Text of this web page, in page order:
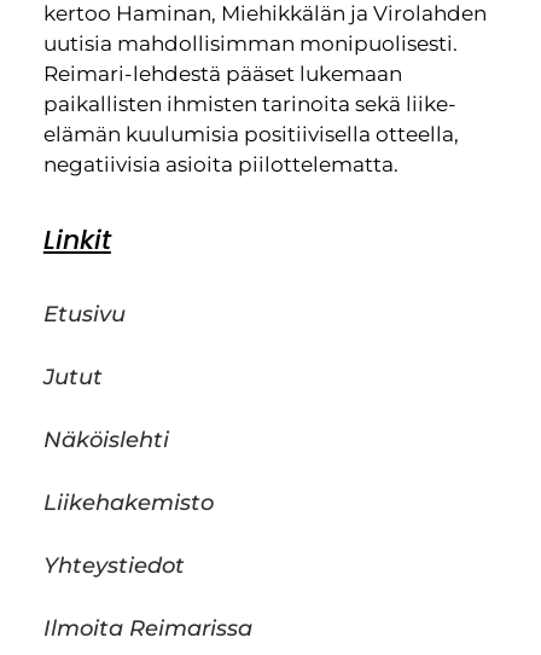
kertoo Haminan, Miehikkälän ja Virolahden
uutisia mahdollisimman monipuolisesti.
Reimari-lehdestä pääset lukemaan
paikallisten ihmisten tarinoita sekä liike-
elämän kuulumisia positiivisella otteella,
negatiivisia asioita piilottelematta.
Linkit
Etusivu
Jutut
Näköislehti
Liikehakemisto
Yhteystiedot
Ilmoita Reimarissa